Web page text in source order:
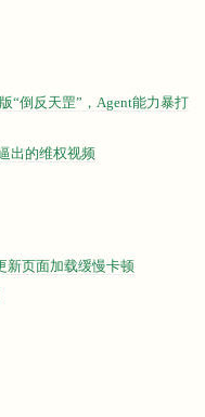
“倒反天罡”，Agent能力暴打
出的维权视频
新页面加载缓慢卡顿